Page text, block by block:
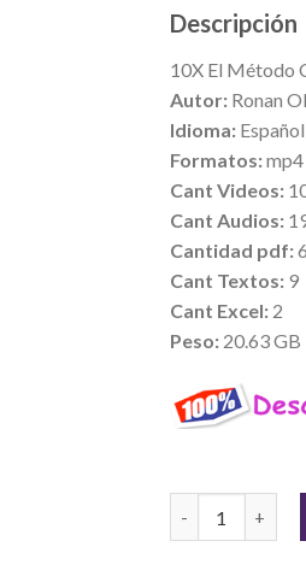
Descripción
10X El Método
Autor:Ronan
Idioma:Español
Formatos:mp4
Cant Videos:
Cant Audios:
Cantidad pdf:
Cant Textos:9
Cant Excel:2
Peso:20.63 GB